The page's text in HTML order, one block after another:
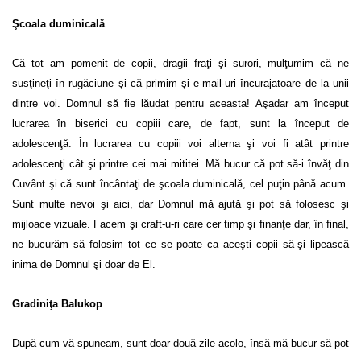
Şcoala duminicală
Că tot am pomenit de copii, dragii fraţi şi surori, mulţumim că ne
susţineţi în rugăciune şi că primim şi e-mail-uri încurajatoare de la unii
dintre voi. Domnul să fie lăudat pentru aceasta! Aşadar am început
lucrarea în biserici cu copiii care, de fapt, sunt la început de
adolescenţă. În lucrarea cu copiii voi alterna şi voi fi atât printre
adolescenţi cât şi printre cei mai mititei. Mă bucur că pot să-i învăţ din
Cuvânt şi că sunt încântaţi de şcoala duminicală, cel puţin până acum.
Sunt multe nevoi şi aici, dar Domnul mă ajută şi pot să folosesc şi
mijloace vizuale. Facem şi craft-u-ri care cer timp şi finanţe dar, în final,
ne bucurăm să folosim tot ce se poate ca aceşti copii să-şi lipească
inima de Domnul şi doar de El.
Gradiniţa Balukop
După cum vă spuneam, sunt doar două zile acolo, însă mă bucur să pot